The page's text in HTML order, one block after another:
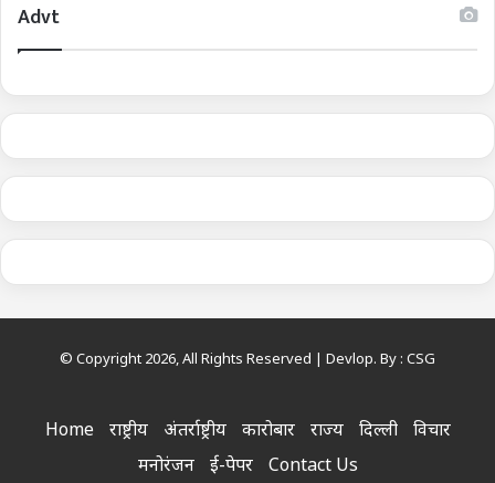
Advt
© Copyright 2026, All Rights Reserved | Devlop. By : CSG
Home राष्ट्रीय अंतर्राष्ट्रीय कारोबार राज्य दिल्ली
विचार
मनोरंजन
ई-पेपर Contact Us